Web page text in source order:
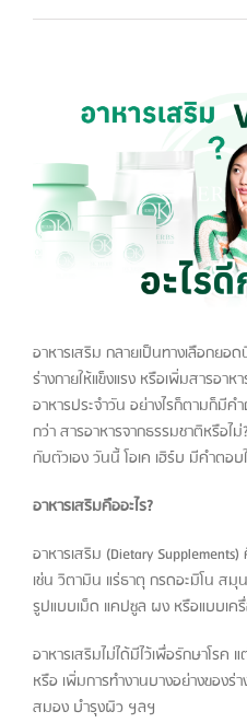
อาหารเสริม กลายเป็นทางเลือกย
ร่างกายให้แข็งแรง หรือเพิ่มสารอา
อาหารประจำวัน อย่างไรก็ตามก็มี
กว่า สารอาหารจากธรรมชาติหรือไม่
กับตัวเอง วันนี้ โอเค เฮิร์บ มีคำตอ
อาหารเสริมคืออะไร?
อาหารเสริม (Dietary
เช่น วิตามิน แร่ธาตุ กรดอะมิโน ส
รูปแบบเม็ด แคปซูล ผง หรือแบบเค
อาหารเสริมไม่ได้มีไว้เพื่อรักษาโรค
หรือ เพิ่มการทำงานบางอย่างของ
สมอง บำรุงผิว ฯลฯ